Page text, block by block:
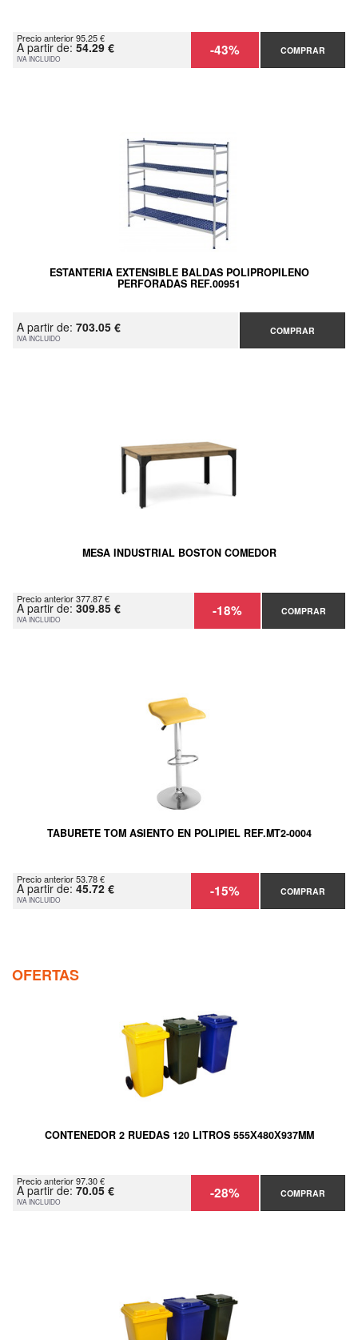
Precio anterior 95.25 €
A partir de: 54.29 €
IVA INCLUIDO -43% COMPRAR
ESTANTERIA EXTENSIBLE BALDAS POLIPROPILENO
PERFORADAS REF.00951
A partir de: 703.05 €
IVA INCLUIDO
COMPRAR
MESA INDUSTRIAL BOSTON COMEDOR
Precio anterior 377.87 €
A partir de: 309.85 €
IVA INCLUIDO -18% COMPRAR
TABURETE TOM ASIENTO EN POLIPIEL REF.MT2-0004
Precio anterior 53.78 €
A partir de: 45.72 €
IVA INCLUIDO -15% COMPRAR
OFERTAS
CONTENEDOR 2 RUEDAS 120 LITROS 555Х480Х937MM
Precio anterior 97.30 €
A partir de: 70.05 €
IVA INCLUIDO -28% COMPRAR